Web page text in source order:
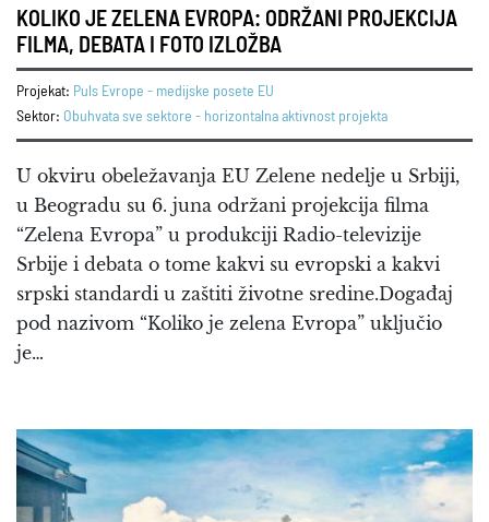
KOLIKO JE ZELENA EVROPA: ODRŽANI PROJEKCIJA
FILMA, DEBATA I FOTO IZLOŽBA
Projekat: Puls Evrope - medijske posete EU
Sektor: Obuhvata sve sektore - horizontalna aktivnost projekta
U okviru obeležavanja EU Zelene nedelje u Srbiji,
u Beogradu su 6. juna održani projekcija filma
“Zelena Evropa” u produkciji Radio-televizije
Srbije i debata o tome kakvi su evropski a kakvi
srpski standardi u zaštiti životne sredine.Događaj
pod nazivom “Koliko je zelena Evropa” uključio
je…